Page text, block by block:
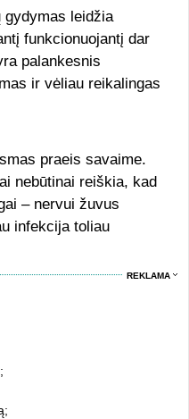
gydymas leidžia
funkcionuojantį dar
palankesnis
ir vėliau reikalingas
praeis savaime.
nebūtinai reiškia, kad
– nervui žuvus
infekcija toliau
REKLAMA